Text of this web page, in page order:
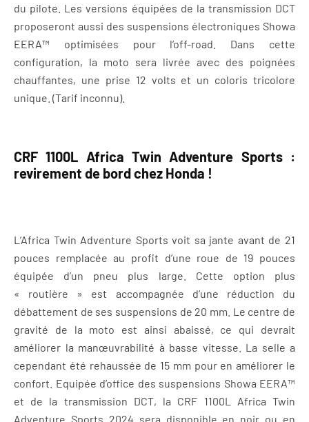
du pilote. Les versions équipées de la transmission DCT
proposeront aussi des suspensions électroniques Showa
EERA™ optimisées pour l’off-road. Dans cette
configuration, la moto sera livrée avec des poignées
chauffantes, une prise 12 volts et un coloris tricolore
unique. (Tarif inconnu).
CRF 1100L Africa Twin Adventure Sports :
revirement de bord chez Honda !
L’Africa Twin Adventure Sports voit sa jante avant de 21
pouces remplacée au profit d’une roue de 19 pouces
équipée d’un pneu plus large. Cette option plus
« routière » est accompagnée d’une réduction du
débattement de ses suspensions de 20 mm. Le centre de
gravité de la moto est ainsi abaissé, ce qui devrait
améliorer la manœuvrabilité à basse vitesse. La selle a
cependant été rehaussée de 15 mm pour en améliorer le
confort. Equipée d’office des suspensions Showa EERA™
et de la transmission DCT, la CRF 1100L Africa Twin
Adventure Sports 2024 sera disponible en noir ou en